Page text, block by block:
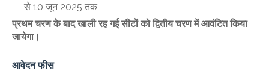
से 10 जून 2025 तक
प्रथम चरण के बाद खाली रह गई सीटों को द्वितीय चरण में आवंटित किया
जायेगा।
आवेदन फीस